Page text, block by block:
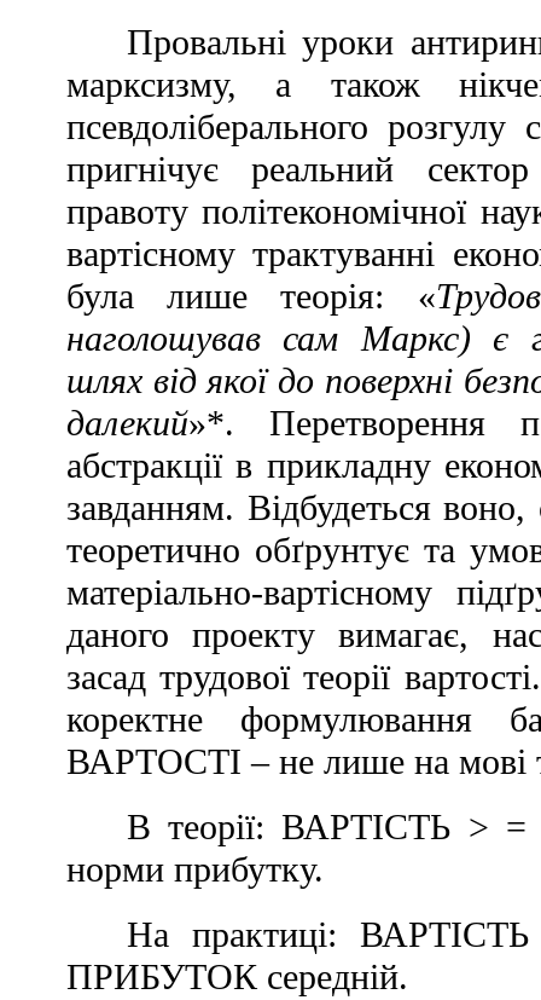
Провальні уроки
марксизму, а також
псевдоліберального
пригнічує реальний
правоту політекономічної
вартісному трактуванні
була лише теорія: «
наголошував сам Маркс) є
шлях від якої до поверхні
далекий»*. Перетворення
абстракції в прикладну
завданням. Відбудеться
теоретично обґрунтує та
матеріально-вартісному
даного проекту вимагає,
засад трудової теорії
коректне
ВАРТОСТІ – не лише на мові
В теорії: ВАРТІСТЬ >
норми прибутку.
На практиці:
ПРИБУТОК середній.